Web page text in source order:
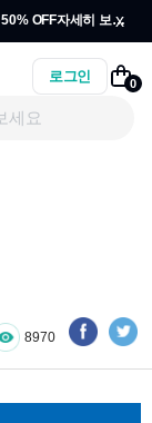
OFF자세히 보기
x
로그인 0
8970